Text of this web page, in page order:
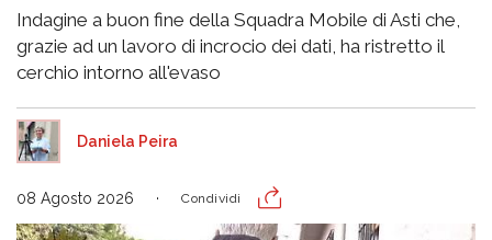
Indagine a buon fine della Squadra Mobile di Asti che,
grazie ad un lavoro di incrocio dei dati, ha ristretto il
cerchio intorno all'evaso
Daniela Peira
08 Agosto 2026 Condividi